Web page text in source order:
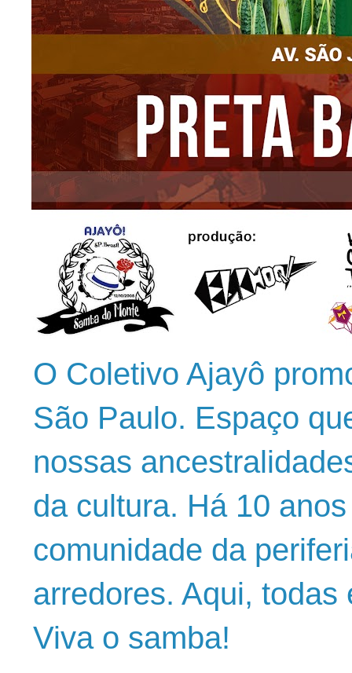
O Coletivo Ajayô
São Paulo. Espaço
nossas
da cultura. Há 10
comunidade da
arredores. Aqui,
Viva o samba!